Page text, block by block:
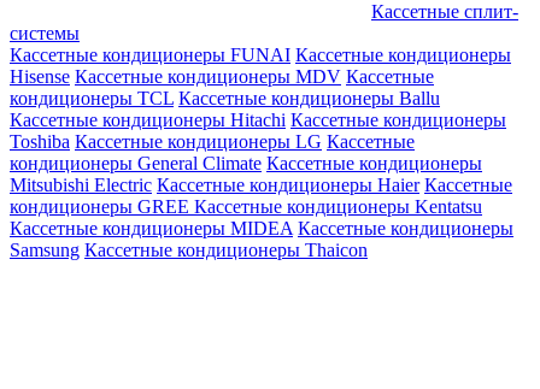
Кассетные сплит-
системы
Кассетные кондиционеры FUNAI Кассетные кондиционеры
Hisense Кассетные кондиционеры MDV Кассетные
кондиционеры TCL Кассетные кондиционеры Ballu
Кассетные кондиционеры Hitachi Кассетные кондиционеры
Toshiba Кассетные кондиционеры LG Кассетные
кондиционеры General Climate Кассетные кондиционеры
Mitsubishi Electric Кассетные кондиционеры Haier Кассетные
кондиционеры GREE Кассетные кондиционеры Kentatsu
Кассетные кондиционеры MIDEA Кассетные кондиционеры
Samsung Кассетные кондиционеры Thaicon